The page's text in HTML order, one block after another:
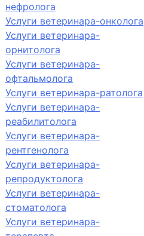
нефролога
Услуги ветеринара-онколога
Услуги ветеринара-
орнитолога
Услуги ветеринара-
офтальмолога
Услуги ветеринара-ратолога
Услуги ветеринара-
реабилитолога
Услуги ветеринара-
рентгенолога
Услуги ветеринара-
репродуктолога
Услуги ветеринара-
стоматолога
Услуги ветеринара-